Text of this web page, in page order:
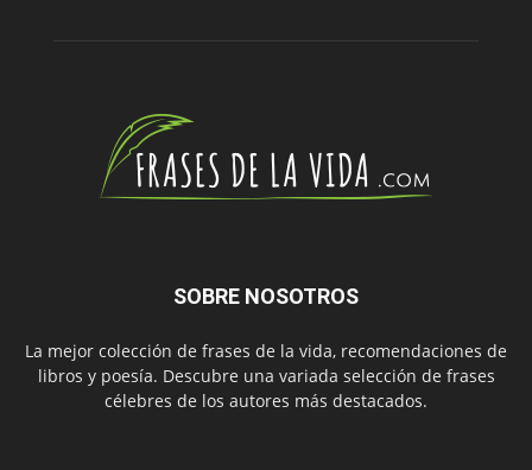
SOBRE NOSOTROS
La mejor colección de frases de la vida, recomendaciones de
libros y poesía. Descubre una variada selección de frases
célebres de los autores más destacados.